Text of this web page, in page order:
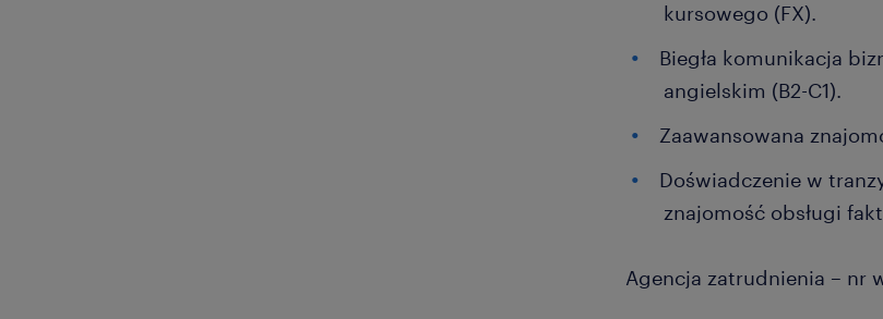
kursowego (FX).
Biegła komunikacja
angielskim (B2-C1).
Zaawansowana
Doświadczenie w
znajomość obsługi
Agencja zatrudnienia – nr